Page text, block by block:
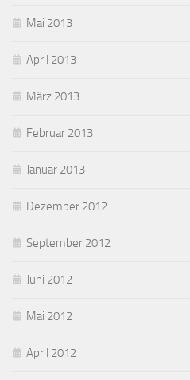
Mai 2013
April 2013
März 2013
Februar 2013
Januar 2013
Dezember 2012
September 2012
Juni 2012
Mai 2012
April 2012